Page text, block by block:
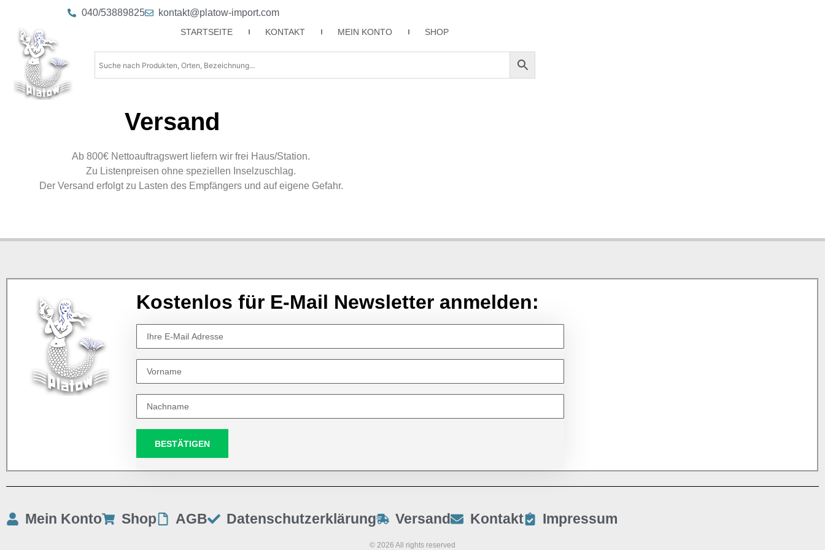
040/53889825 kontakt@platow-import.com
STARTSEITE KONTAKT MEIN KONTO SHOP
Versand
Ab 800€ Nettoauftragswert liefern wir frei Haus/Station.
Zu Listenpreisen ohne speziellen Inselzuschlag.
Der Versand erfolgt zu Lasten des Empfängers und auf eigene Gefahr.
Kostenlos für E-Mail Newsletter anmelden:
BESTÄTIGEN
Mein Konto Shop AGB Datenschutzerklärung Versand Kontakt Impressum
© 2026 All rights reserved